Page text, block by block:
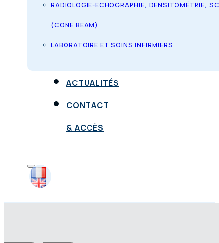
RADIOLOGIE-ECHOGRAPHIE, DENSITOMÉTRIE,
(CONE BEAM)
LABORATOIRE ET SOINS INFIRMIERS
ACTUALITÉS
CONTACT
& ACCÈS